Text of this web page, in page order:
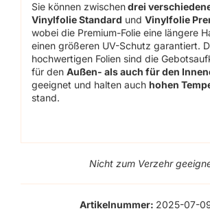
Sie können zwischendrei
Vinylfolie Standard undVinylfolie
wobei die Premium-Folie eine längere
einen größeren UV-Schutz garantiert.
hochwertigen Folien sind die
für denAußen- als auch für den
geeignet und halten auch hohen
stand.
Nicht zum Verzehr
Artikelnummer: 2025-07-